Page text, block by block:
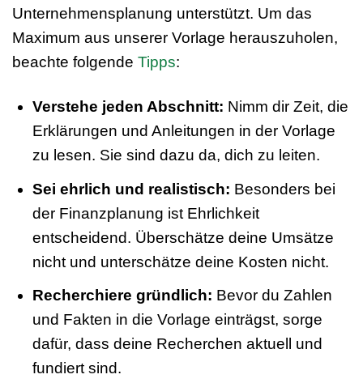
Unternehmensplanung unterstützt. Um das
Maximum aus unserer Vorlage herauszuholen,
beachte folgende Tipps:
Verstehe jeden Abschnitt: Nimm dir Zeit, die
Erklärungen und Anleitungen in der Vorlage
zu lesen. Sie sind dazu da, dich zu leiten.
Sei ehrlich und realistisch: Besonders bei
der Finanzplanung ist Ehrlichkeit
entscheidend. Überschätze deine Umsätze
nicht und unterschätze deine Kosten nicht.
Recherchiere gründlich: Bevor du Zahlen
und Fakten in die Vorlage einträgst, sorge
dafür, dass deine Recherchen aktuell und
fundiert sind.